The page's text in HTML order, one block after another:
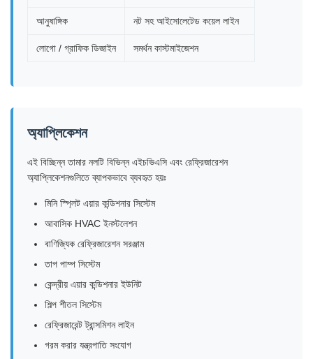
আনুষাঙ্গিক নট সহ আইসোলেটেড কয়েল লাইন
লোগো / গ্রাফিক ডিজাইন সমর্থন কাস্টমাইজেশন
অ্যাপ্লিকেশন
এই বিচ্ছিন্ন তামার নলটি বিভিন্ন এইচভিএসি এবং রেফ্রিজারেশন
অ্যাপ্লিকেশনগুলিতে ব্যাপকভাবে ব্যবহৃত হয়ঃ
মিনি স্প্লিট এয়ার কন্ডিশনার সিস্টেম
আবাসিক HVAC ইনস্টলেশন
বাণিজ্যিক রেফ্রিজারেশন সরঞ্জাম
তাপ পাম্প সিস্টেম
কেন্দ্রীয় এয়ার কন্ডিশনার ইউনিট
শিল্প শীতল সিস্টেম
রেফ্রিজারেন্ট ট্রান্সমিশন লাইন
গরম করার যন্ত্রপাতি সংযোগ